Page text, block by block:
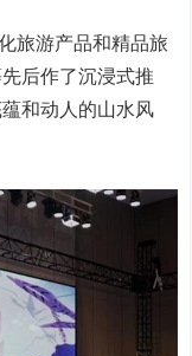
旅游产品和精品旅
后作了沉浸式推
和动人的山水风